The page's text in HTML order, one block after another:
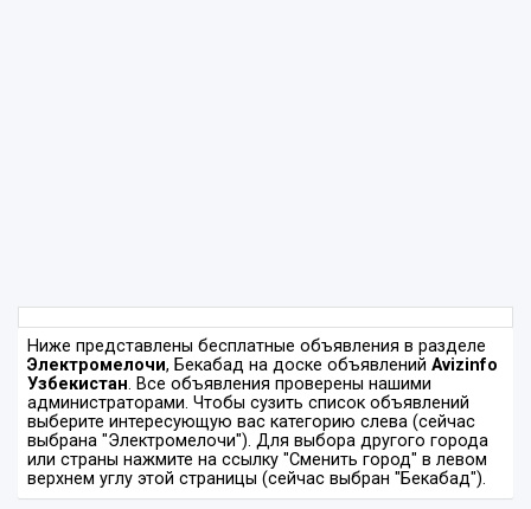
Ниже представлены бесплатные объявления в разделе
Электромелочи, Бекабад на доске объявлений Avizinfo
Узбекистан. Все объявления проверены нашими
администраторами. Чтобы сузить список объявлений
выберите интересующую вас категорию слева (сейчас
выбрана "Электромелочи"). Для выбора другого города
или страны нажмите на ссылку "Сменить город" в левом
верхнем углу этой страницы (сейчас выбран "Бекабад").